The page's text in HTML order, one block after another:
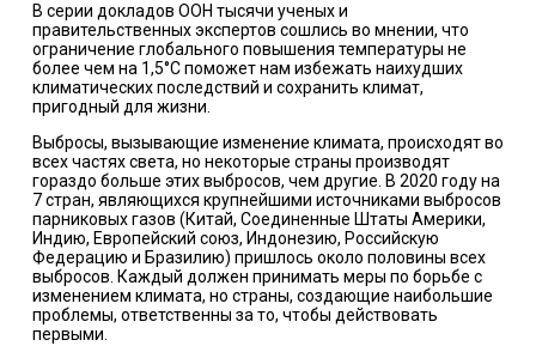
В серии докладов ООН тысячи ученых и
правительственных экспертов сошлись во мнении, что
ограничение глобального повышения температуры не
более чем на 1,5°C поможет нам избежать наихудших
климатических последствий и сохранить климат,
пригодный для жизни.
Выбросы, вызывающие изменение климата, происходят во
всех частях света, но некоторые страны производят
гораздо больше этих выбросов, чем другие. В 2020 году на
7 стран, являющихся крупнейшими источниками выбросов
парниковых газов (Китай, Соединенные Штаты Америки,
Индию, Европейский союз, Индонезию, Российскую
Федерацию и Бразилию) пришлось около половины всех
выбросов. Каждый должен принимать меры по борьбе с
изменением климата, но страны, создающие наибольшие
проблемы, ответственны за то, чтобы действовать
первыми.